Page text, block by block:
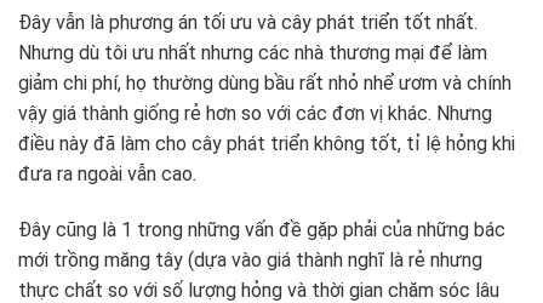
Đây vẫn là phương án tối ưu và cây phát triển tốt nhất.
Nhưng dù tôi ưu nhất nhưng các nhà thương mại để làm
giảm chi phí, họ thường dùng bầu rất nhỏ nhể ươm và chính
vậy giá thành giống rẻ hơn so với các đơn vị khác. Nhưng
điều này đã làm cho cây phát triển không tốt, tỉ lệ hỏng khi
đưa ra ngoài vẫn cao.
Đây cũng là 1 trong những vấn đề gặp phải của những bác
mới trồng măng tây (dựa vào giá thành nghĩ là rẻ nhưng
thực chất so với số lượng hỏng và thời gian chăm sóc lâu